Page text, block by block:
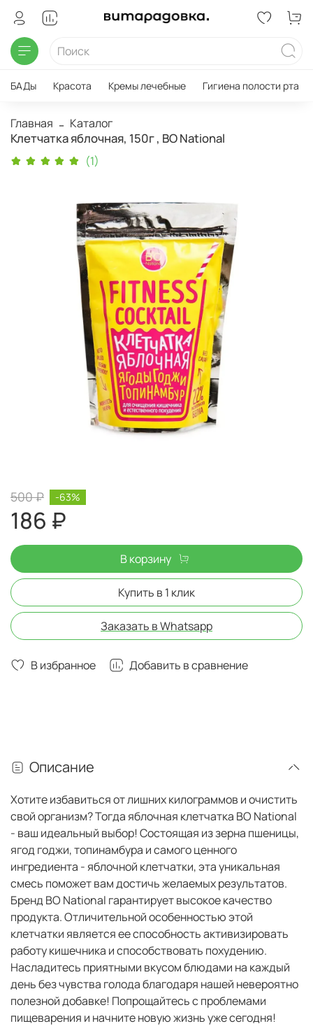
БАДы Красота Кремы лечебные Гигиена полости рта
Главная Каталог
Клетчатка яблочная, 150г , BO National
(1)
В избранное Добавить в сравнение
500 ₽
186 ₽
-63%
В корзину
Купить в 1 клик
Заказать в Whatsapp
Описание
Хотите избавиться от лишних килограммов и очистить
свой организм? Тогда яблочная клетчатка BO National
- ваш идеальный выбор! Состоящая из зерна пшеницы,
ягод годжи, топинамбура и самого ценного
ингредиента - яблочной клетчатки, эта уникальная
смесь поможет вам достичь желаемых результатов.
Бренд BO National гарантирует высокое качество
продукта. Отличительной особенностью этой
клетчатки является ее способность активизировать
работу кишечника и способствовать похудению.
Насладитесь приятными вкусом блюдами на каждый
день без чувства голода благодаря нашей невероятно
полезной добавке! Попрощайтесь с проблемами
пищеварения и начните новую жизнь уже сегодня!